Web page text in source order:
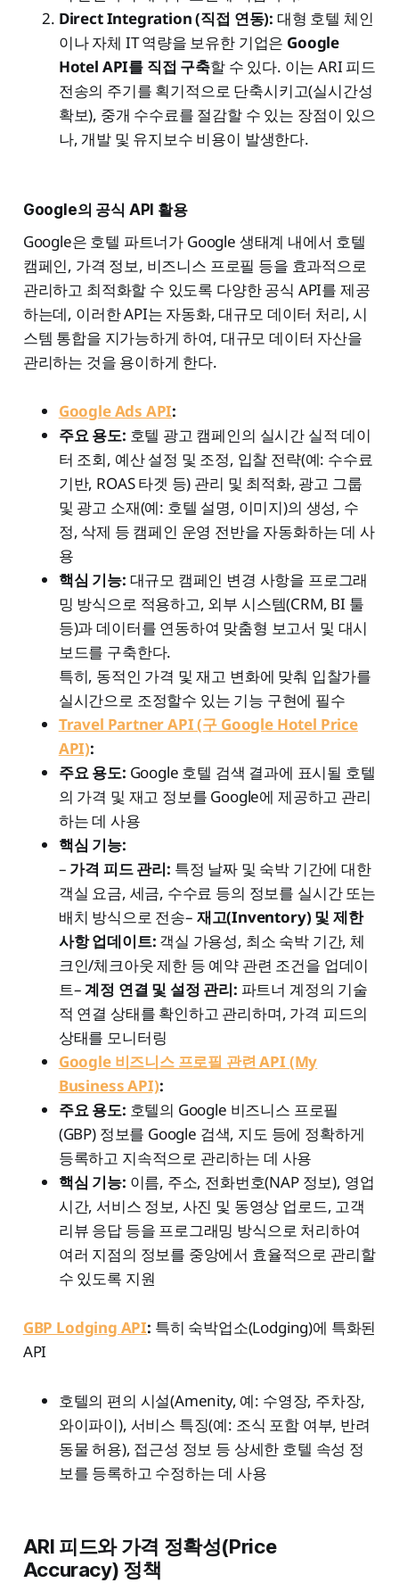
Direct Integration (직접 연동): 대형 호텔 체인
이나 자체 IT 역량을 보유한 기업은 Google
Hotel API를 직접 구축할 수 있다. 이는 ARI 피드
전송의 주기를 획기적으로 단축시키고(실시간성
확보), 중개 수수료를 절감할 수 있는 장점이 있으
나, 개발 및 유지보수 비용이 발생한다.
Google의 공식 API 활용
Google은 호텔 파트너가 Google 생태계 내에서 호텔
캠페인, 가격 정보, 비즈니스 프로필 등을 효과적으로
관리하고 최적화할 수 있도록 다양한 공식 API를 제공
하는데, 이러한 API는 자동화, 대규모 데이터 처리, 시
스템 통합을 지가능하게 하여, 대규모 데이터 자산을
관리하는 것을 용이하게 한다.
Google Ads API:
주요 용도: 호텔 광고 캠페인의 실시간 실적 데이
터 조회, 예산 설정 및 조정, 입찰 전략(예: 수수료
기반, ROAS 타겟 등) 관리 및 최적화, 광고 그룹
및 광고 소재(예: 호텔 설명, 이미지)의 생성, 수
정, 삭제 등 캠페인 운영 전반을 자동화하는 데 사
용
핵심 기능: 대규모 캠페인 변경 사항을 프로그래
밍 방식으로 적용하고, 외부 시스템(CRM, BI 툴
등)과 데이터를 연동하여 맞춤형 보고서 및 대시
보드를 구축한다.
특히, 동적인 가격 및 재고 변화에 맞춰 입찰가를
실시간으로 조정할수 있는 기능 구현에 필수
Travel Partner API (구 Google Hotel Price
API):
주요 용도: Google 호텔 검색 결과에 표시될 호텔
의 가격 및 재고 정보를 Google에 제공하고 관리
하는 데 사용
핵심 기능:
– 가격 피드 관리: 특정 날짜 및 숙박 기간에 대한
객실 요금, 세금, 수수료 등의 정보를 실시간 또는
배치 방식으로 전송– 재고(Inventory) 및 제한
사항 업데이트: 객실 가용성, 최소 숙박 기간, 체
크인/체크아웃 제한 등 예약 관련 조건을 업데이
트–계정 연결 및 설정 관리: 파트너 계정의 기술
적 연결 상태를 확인하고 관리하며, 가격 피드의
상태를 모니터링
Google 비즈니스 프로필 관련 API (My
Business API):
주요 용도: 호텔의 Google 비즈니스 프로필
(GBP) 정보를 Google 검색, 지도 등에 정확하게
등록하고 지속적으로 관리하는 데 사용
핵심 기능: 이름, 주소, 전화번호(NAP 정보), 영업
시간, 서비스 정보, 사진 및 동영상 업로드, 고객
리뷰 응답 등을 프로그래밍 방식으로 처리하여
여러 지점의 정보를 중앙에서 효율적으로 관리할
수 있도록 지원
GBP Lodging API: 특히 숙박업소(Lodging)에 특화된
API
호텔의 편의 시설(Amenity, 예: 수영장, 주차장,
와이파이), 서비스 특징(예: 조식 포함 여부, 반려
동물 허용), 접근성 정보 등 상세한 호텔 속성 정
보를 등록하고 수정하는 데 사용
ARI 피드와 가격 정확성(Price
Accuracy) 정책